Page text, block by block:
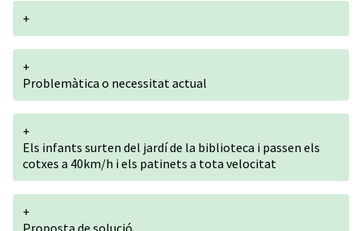
+
+
Problemàtica o necessitat actual
+
Els infants surten del jardí de la biblioteca i passen els
cotxes a 40km/h i els patinets a tota velocitat
+
Proposta de solució